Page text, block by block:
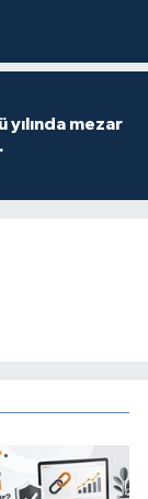
yılında mezar